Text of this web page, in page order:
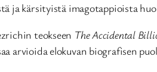
ja kärsityistä imagotappioista
teokseen The Accidental
arvioida elokuvan biografisen